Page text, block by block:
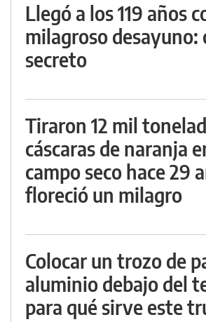
Llegó a los 119 años
milagroso desayuno:
secreto
Tiraron 12 mil
cáscaras de naranja
campo seco hace 29
floreció un milagro
Colocar un trozo de
aluminio debajo del
para qué sirve este